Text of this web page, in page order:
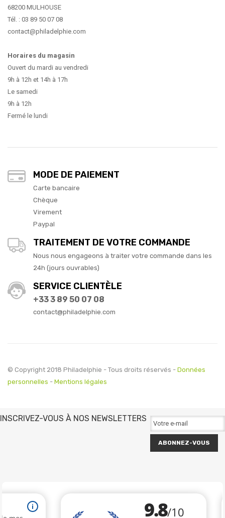
68200 MULHOUSE
Tél. : 03 89 50 07 08
contact@philadelphie.com
Horaires du magasin
Ouvert du mardi au vendredi
9h à 12h et 14h à 17h
Le samedi
9h à 12h
Fermé le lundi
MODE DE PAIEMENT
Carte bancaire
Chèque
Virement
Paypal
TRAITEMENT DE VOTRE COMMANDE
Nous nous engageons à traiter votre commande dans les
24h (jours ouvrables)
SERVICE CLIENTÈLE
+33 3 89 50 07 08
contact@philadelphie.com
© Copyright 2018 Philadelphie - Tous droits réservés - Données
personnelles - Mentions légales
INSCRIVEZ-VOUS À NOS NEWSLETTERS
ABONNEZ-VOUS